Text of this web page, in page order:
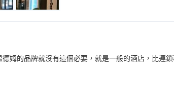
姆的品牌就沒有這個必要，就是一般的酒店，比連